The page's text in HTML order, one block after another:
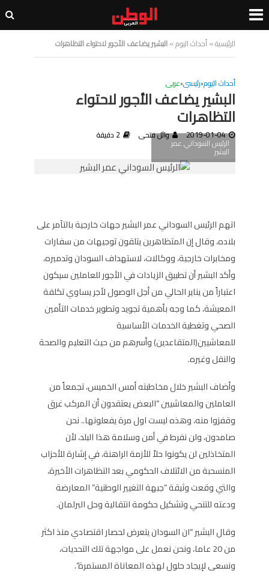
الرئيسية»أحداث اليوم»البشير يضاعف الأجور لاحتواء التظاهرات
أحداث اليوم•رئيسى•عربى
البشير يضاعف الأجور لاحتواء
التظاهرات
2019-01-04 وائل فتحى 2 دقيقة
الرئيس السوداني عمر
البشير
اتهم الرئيس السوداني عمر البشير جهات خارجية بالتآمر على
بلاده، وقال إن المتظاهرين يتلقون توجيهات من سفارات
ومخابرات خارجية، ووكالات، لاستهداف السودان وتدميره،
وأكد البشير أن تطبيق الزيادات في الأجور للعاملين سيكون
اعتباراً من يناير الحالي من أجل الوصول لأجر يساوي تكلفة
المعيشة، كما وجه بأهمية تجويد وتطوير خدمات التأمين
الصحي وتغطية الخدمات الأساسية
للمعاشيين(المتقاعدين) وأسرهم من حيث التعليم والصحة
والنقل وغيره.
وأضاف البشير خلال مخاطبته أمس الخميس، تجمعاً من
العاملين والمعاشيين “البعض يعتقدون أن المركب غرق
وقفزوا منه، وهذه ليست اول مرة يفعلونها.. نحن
صامدون، ولن نفرط في أمن وسلامة هذا البلد، لأن
المتخاذلين لن يكونوا حلاً للأزمة الراهنة، في إشارة للأحزاب
المنسحبة من الائتلاف الحكومي بعد التظاهرات الأخيرة،
والتي وقعت وثيقة “جبهة التغيير الوطنية” المعارضة
ودعته للتنحي وتشكيل حكومة انتقالية وحل البرلمان.
وقال البشير “ان السودان يتعرض لحصار اقتصادي منذ اكثر
من 20 عاما، ونحن نعمل على مواجهة تلك التحديات،
ونسعى لإيجاد حلول لهذه المعاناة المستمرة”.